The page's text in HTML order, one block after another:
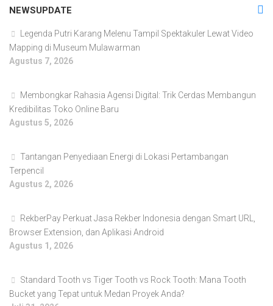
NEWSUPDATE
Legenda Putri Karang Melenu Tampil Spektakuler Lewat Video
Mapping di Museum Mulawarman
Agustus 7, 2026
Membongkar Rahasia Agensi Digital: Trik Cerdas Membangun
Kredibilitas Toko Online Baru
Agustus 5, 2026
Tantangan Penyediaan Energi di Lokasi Pertambangan
Terpencil
Agustus 2, 2026
RekberPay Perkuat Jasa Rekber Indonesia dengan Smart URL,
Browser Extension, dan Aplikasi Android
Agustus 1, 2026
Standard Tooth vs Tiger Tooth vs Rock Tooth: Mana Tooth
Bucket yang Tepat untuk Medan Proyek Anda?